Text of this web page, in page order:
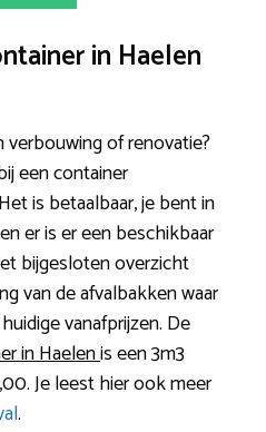
in Haelen
verbouwing of renovatie?
een container
is betaalbaar, je bent in
er is er een beschikbaar
bijgesloten overzicht
van de afvalbakken waar
vanafprijzen. De
in Haelenis een 3m3
Je leest hier ook meer
.